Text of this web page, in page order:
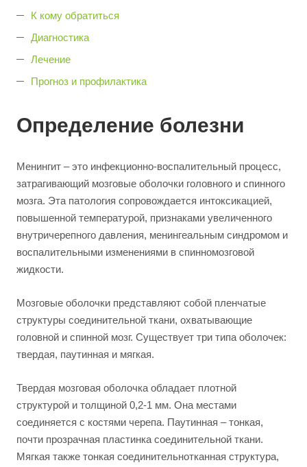
К кому обратиться
Диагностика
Лечение
Прогноз и профилактика
Определение болезни
Менингит – это инфекционно-воспалительный процесс,
затрагивающий мозговые оболочки головного и спинного
мозга. Эта патология сопровождается интоксикацией,
повышенной температурой, признаками увеличенного
внутричерепного давления, менингеальным синдромом и
воспалительными изменениями в спинномозговой
жидкости.
Мозговые оболочки представляют собой пленчатые
структуры соединительной ткани, охватывающие
головной и спинной мозг. Существует три типа оболочек:
твердая, паутинная и мягкая.
Твердая мозговая оболочка обладает плотной
структурой и толщиной 0,2-1 мм. Она местами
соединяется с костями черепа. Паутинная – тонкая,
почти прозрачная пластинка соединительной ткани.
Мягкая также тонкая соединительнотканная структура,